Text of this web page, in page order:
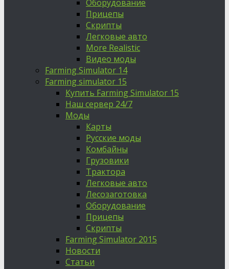
Оборудование
Прицепы
Скрипты
Легковые авто
More Realistic
Видео моды
Farming Simulator 14
Farming simulator 15
Купить Farming Simulator 15
Наш сервер 24/7
Моды
Карты
Русские моды
Комбайны
Грузовики
Трактора
Легковые авто
Лесозаготовка
Оборудование
Прицепы
Скрипты
Farming Simulator 2015
Новости
Статьи